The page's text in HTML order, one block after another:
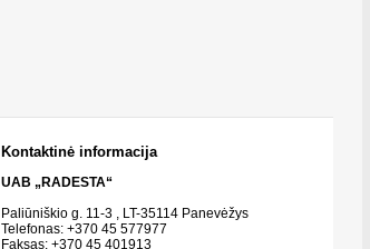
Kontaktinė informacija
UAB „RADESTA“
Paliūniškio g. 11-3 , LT-35114 Panevėžys
Telefonas: +370 45 577977
Faksas: +370 45 401913